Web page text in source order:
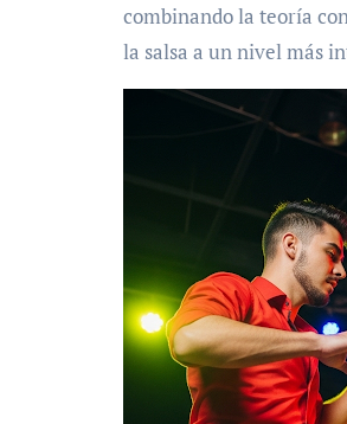
combinando la teoría
la salsa a un nivel más